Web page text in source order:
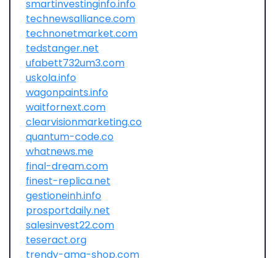
smartinvestinginfo.info
technewsalliance.com
technonetmarket.com
tedstanger.net
ufabett732um3.com
uskola.info
wagonpaints.info
waitfornext.com
clearvisionmarketing.co
quantum-code.co
whatnews.me
final-dream.com
finest-replica.net
gestioneinh.info
prosportdaily.net
salesinvest22.com
teseract.org
trendy-ama-shop.com